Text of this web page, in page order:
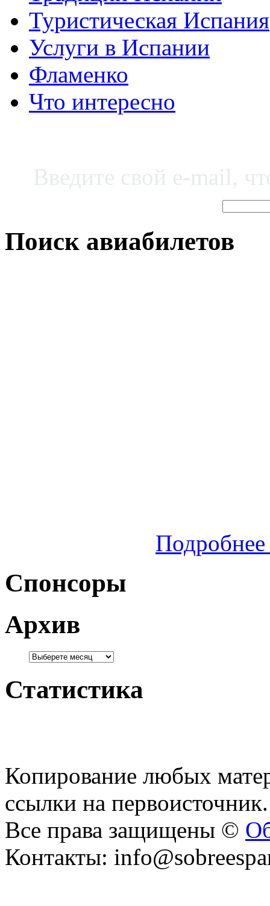
Туристическая Испания
Услуги в Испании
Фламенко
Что интересно
Поиск авиабилетов
Спонсоры
Архив
Статистика
Копирование любых
ссылки на первоисточник.
Все права защищены ©
Контакты: